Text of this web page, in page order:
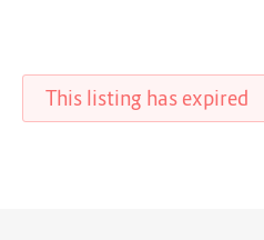
This listing has expired